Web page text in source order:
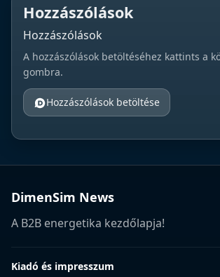
Hozzászólások
Hozzászólások
A hozzászólások betöltéséhez kattints a
gombra.
Hozzászólások betöltése
DimenSim News
A B2B energetika kezdőlapja!
Kiadó és impresszum